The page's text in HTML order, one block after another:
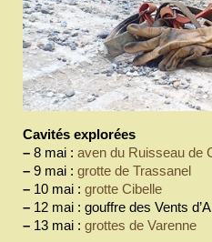
Cavités explorées
– 8 mai : aven du Ruisseau de
– 9 mai : grotte de Trassanel
– 10 mai : grotte Cibelle
– 12 mai : gouffre des Vents
– 13 mai : grottes de Varenne